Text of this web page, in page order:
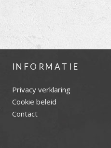
INFORMATIE
Privacy verklaring
Cookie beleid
Contact